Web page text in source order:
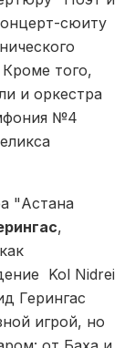
сюиту
того,
и оркестра
№4
"Астана
,
Kol Nidreі
Герингас
игрой, но